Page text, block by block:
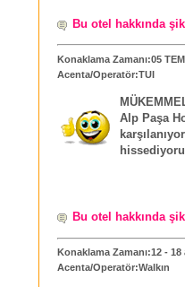
Bu otel hakkında
Konaklama Zamanı:05
Acenta/Operatör:TUI
Alp Paşa
Bu otel hakkında
Konaklama Zamanı:12 - 18
Acenta/Operatör:Walkın